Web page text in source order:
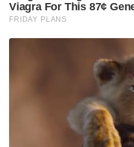
കീഴിൽ പ്രവർത്തിക്കുന്ന
ഏജൻസി. 17.78 ലക്ഷം
ഏക്കറിൽ കഴിഞ്ഞ മൂന്ന്
നടത്തിയതായി
Sainikam